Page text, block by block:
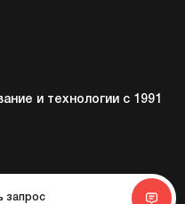
и технологии с 1991
запрос